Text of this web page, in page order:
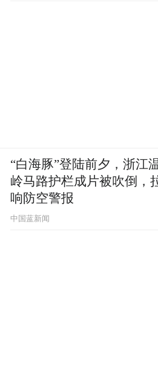
“白海豚”登陆前夕，浙江
岭马路护栏成片被吹倒，
响防空警报
中国蓝新闻